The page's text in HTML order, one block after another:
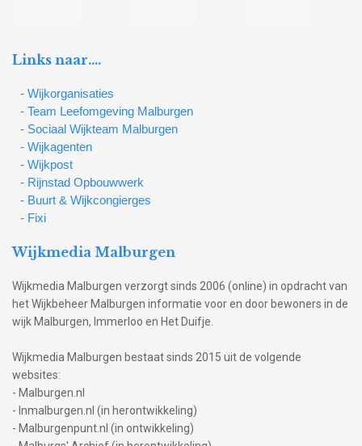
Links naar….
- Wijkorganisaties
- Team Leefomgeving Malburgen
- Sociaal Wijkteam Malburgen
- Wijkagenten
- Wijkpost
- Rijnstad Opbouwwerk
- Buurt & Wijkcongierges
- Fixi
Wijkmedia Malburgen
Wijkmedia Malburgen verzorgt sinds 2006 (online) in opdracht van
het Wijkbeheer Malburgen informatie voor en door bewoners in de
wijk Malburgen, Immerloo en Het Duifje.
Wijkmedia Malburgen bestaat sinds 2015 uit de volgende
websites:
- Malburgen.nl
- Inmalburgen.nl (in herontwikkeling)
- Malburgenpunt.nl (in ontwikkeling)